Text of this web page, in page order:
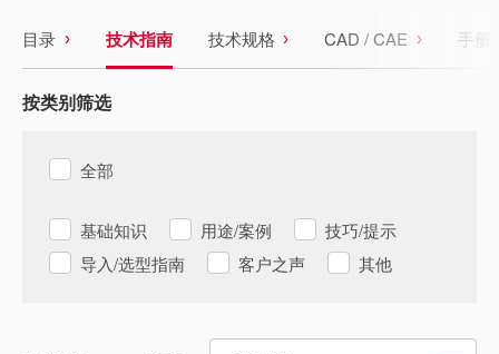
目录 技术指南 技术规格 CAD / CAE 手册
按类别筛选
全部
基础知识 用途/案例
技巧/提示
导入/选型指南
客户之声 其他